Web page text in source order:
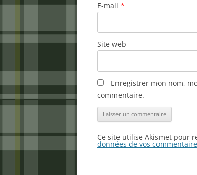
E-mail *
Site web
Enregistrer mon nom,
commentaire.
Ce site utilise Akismet pour
données de vos